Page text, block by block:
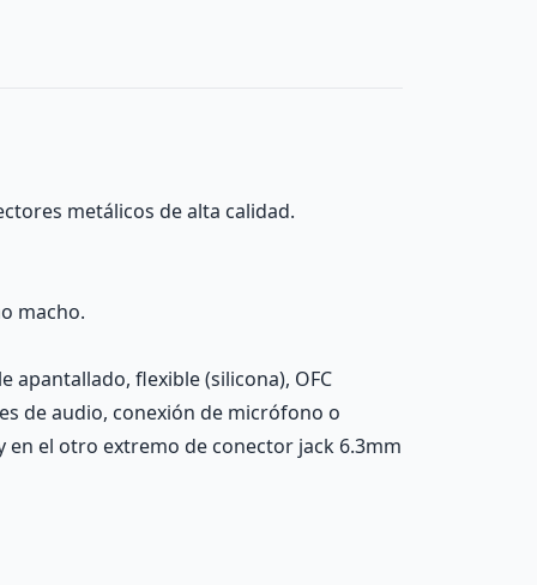
metálicos de alta calidad.
macho.
apantallado, flexible (silicona), OFC
de audio, conexión de micrófono o
en el otro extremo de conector jack 6.3mm